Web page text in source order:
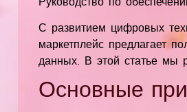
С развитием цифровых
маркетплейс предлагает
данных. В этой статье мы
Основные